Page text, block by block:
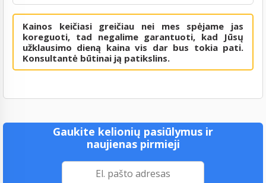
Kainos keičiasi greičiau nei mes spėjame jas
koreguoti, tad negalime garantuoti, kad Jūsų
užklausimo dieną kaina vis dar bus tokia pati.
Konsultantė būtinai ją patikslins.
Gaukite kelionių pasiūlymus ir
naujienas pirmieji